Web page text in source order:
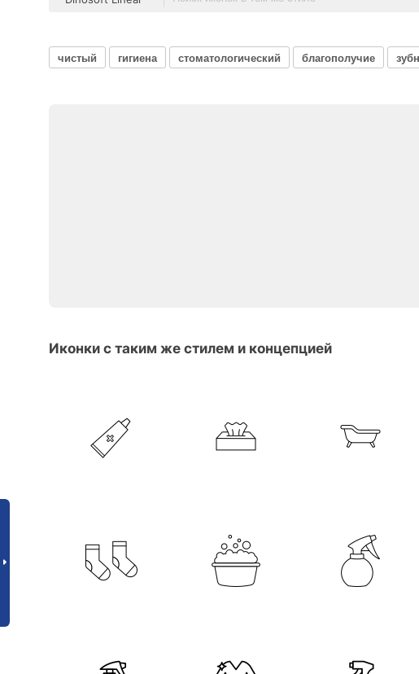
чистый гигиена стоматологический благополучие
Иконки с таким же стилем и концепцией